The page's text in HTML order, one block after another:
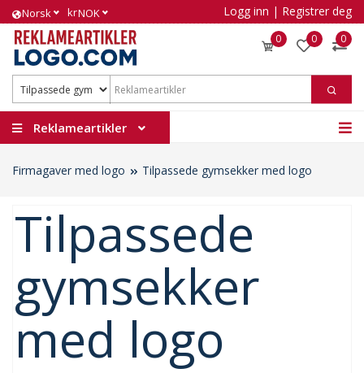
Norsk krNOK Logg inn | Registrer deg
0 0 0
Reklameartikler
Firmagaver med logo Tilpassede gymsekker med logo
Tilpassede
gymsekker
med logo